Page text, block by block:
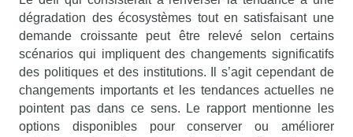
dégradation des écosystèmes tout en satisfaisant une
demande croissante peut être relevé selon certains
scénarios qui impliquent des changements significatifs
des politiques et des institutions. Il s’agit cependant de
changements importants et les tendances actuelles ne
pointent pas dans ce sens. Le rapport mentionne les
options disponibles pour conserver ou améliorer